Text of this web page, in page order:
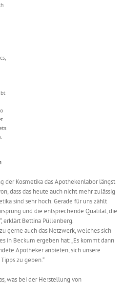
der Kosmetika das Apothekenlabor längst
dass das heute auch nicht mehr zulässig
sind sehr hoch. Gerade für uns zählt
und die entsprechende Qualität, die
erklärt Bettina Püllenberg.
gerne auch das Netzwerk, welches sich
in Beckum ergeben hat: „Es kommt dann
Apotheker anbieten, sich unsere
zu geben.“
was bei der Herstellung von